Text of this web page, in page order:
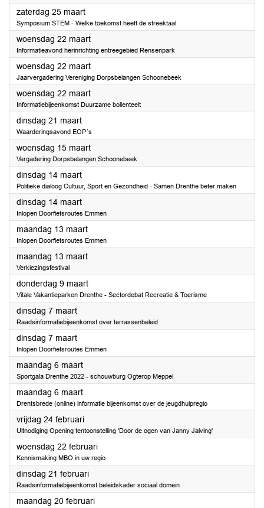
zaterdag 25 maart2023
Symposium STEM - Welke toekomst heeft de streektaal
woensdag 22 maart2023
Informatieavond herinrichting entreegebied Rensenpark
woensdag 22 maart2023
Jaarvergadering Vereniging Dorpsbelangen Schoonebeek
woensdag 22 maart2023
Informatiebijeenkomst Duurzame bollenteelt
dinsdag 21 maart2023
Waarderingsavond EOP´s
woensdag 15 maart2023
Vergadering Dorpsbelangen Schoonebeek
dinsdag 14 maart2023
Politieke dialoog Cultuur, Sport en Gezondheid - Samen Drenthe beter maken
dinsdag 14 maart2023
Inlopen Doorfietsroutes Emmen
maandag 13 maart2023
Inlopen Doorfietsroutes Emmen
maandag 13 maart2023
Verkiezingsfestival
donderdag 9 maart2023
Vitale Vakantieparken Drenthe - Sectordebat Recreatie & Toerisme
dinsdag 7 maart2023
Raadsinformatiebijeenkomst over terrassenbeleid
dinsdag 7 maart2023
Inlopen Doorfietsroutes Emmen
maandag 6 maart2023
Sportgala Drenthe 2022 - schouwburg Ogterop Meppel
maandag 6 maart2023
Drentsbrede (online) informatie bijeenkomst over de jeugdhulpregio
vrijdag 24 februari2023
Uitnodiging Opening tentoonstelling 'Door de ogen van Janny Jalving'
woensdag 22 februari2023
Kennismaking MBO in uw regio
dinsdag 21 februari2023
Raadsinformatiebijeenkomst beleidskader sociaal domein
maandag 20 februari2023